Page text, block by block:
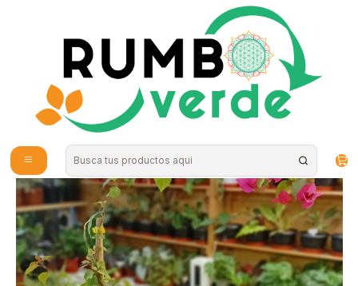
Envío gratis por compras sobre los 59.990 en la provincia de Santiago
Plantas RV - Bugambilia tamaño S